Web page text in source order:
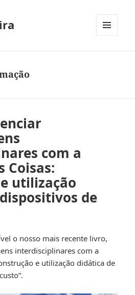
com a
Coisas:
utilização
de
o nosso mais recente livro,
interdisciplinares com a
e utilização didática de